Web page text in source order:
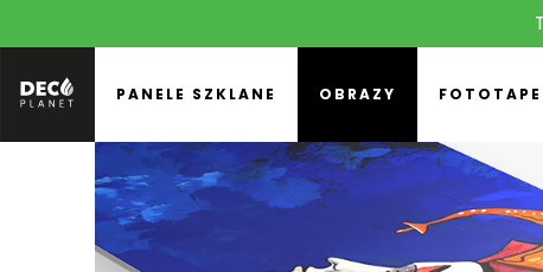
PANELE SZKLANE OBRAZY